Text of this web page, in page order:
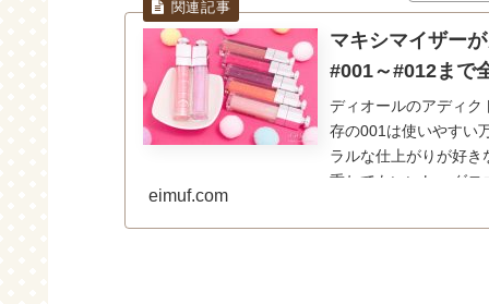
マキシマイザー
#001～#012まで
ディオールのアディク
存の001は使いやすい
ラルな仕上がりが好
重ねてもいいし、グ
eimuf.com